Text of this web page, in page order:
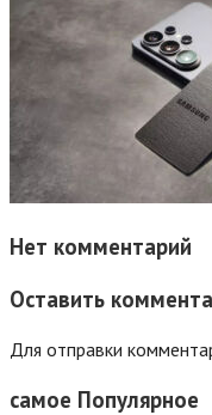
Нет комментарий
Оставить
Для отправки
самое Популярное